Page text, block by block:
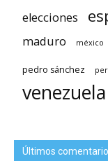
elecciones
maduro méxico
pedro sánchez
venezuela
Últimos